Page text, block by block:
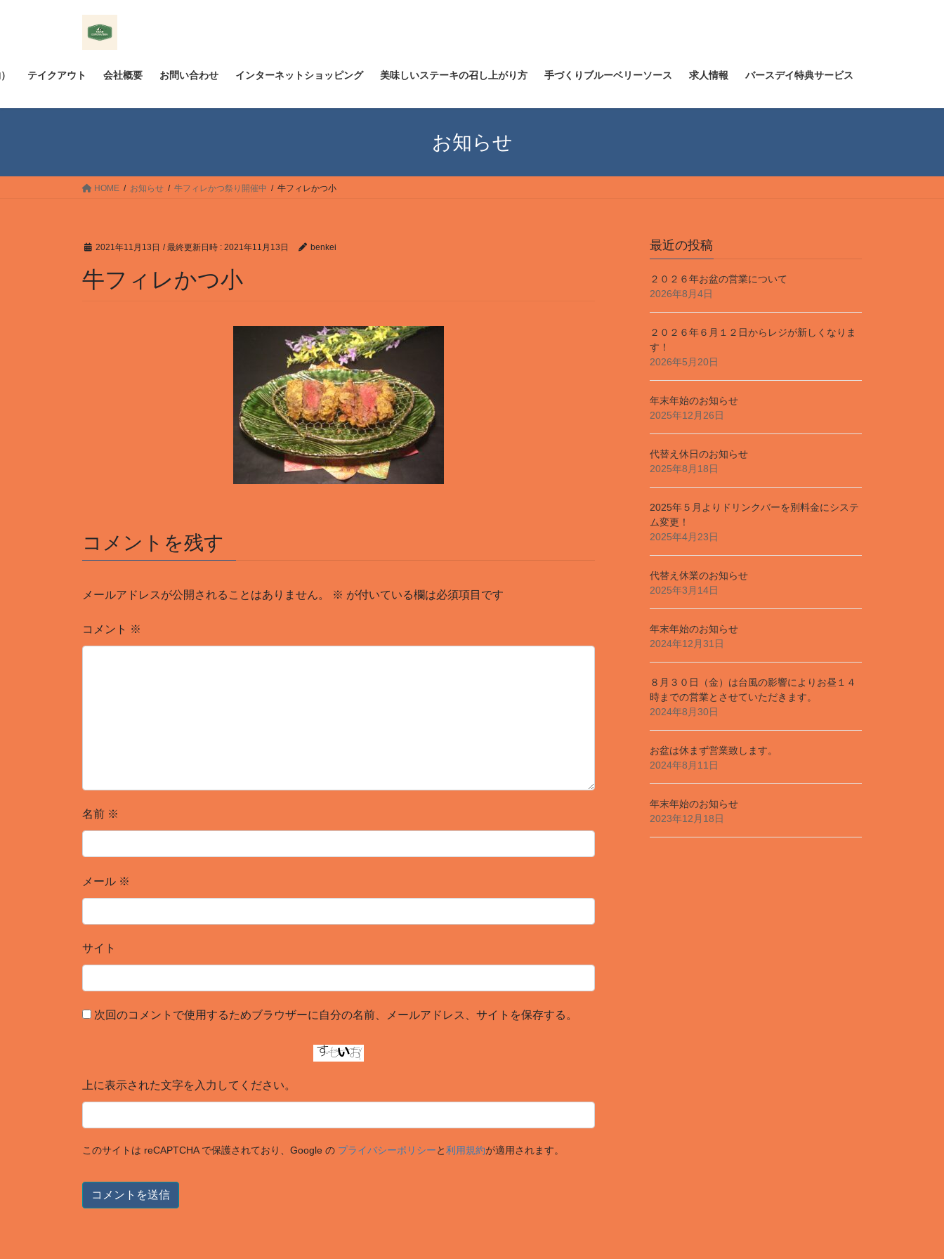
ツ
ス
シ
ン
テイクアウト 会社概要 お問い合わせ インターネットショッピング 美味しいステーキの召し上がり方 手づくりブルーベリーソース 求人情報 バースデイ特典サービス
お知らせ
HOME お知らせ 牛フィレかつ祭り開催中 牛フィレかつ小
2021年11月13日 / 最終更新日時 : 2021年11月13日 benkei
牛フィレかつ小
コメントを残す
メールアドレスが公開されることはありません。 ※ が付いている欄は必須項目です
コメント ※
名前 ※
メール ※
サイト
次回のコメントで使用するためブラウザーに自分の名前、メールアドレス、サイトを保存する。
上に表示された文字を入力してください。
このサイトは reCAPTCHA で保護されており、Google の プライバシーポリシー と 利用規約が適用されます。
最近の投稿
２０２６年お盆の営業について
2026年8月4日
２０２６年６月１２日からレジが新しくなりま
す！
2026年5月20日
年末年始のお知らせ
2025年12月26日
代替え休日のお知らせ
2025年8月18日
2025年５月よりドリンクバーを別料金にシステ
ム変更！
2025年4月23日
代替え休業のお知らせ
2025年3月14日
年末年始のお知らせ
2024年12月31日
８月３０日（金）は台風の影響によりお昼１４
時までの営業とさせていただきます。
2024年8月30日
お盆は休まず営業致します。
2024年8月11日
年末年始のお知らせ
2023年12月18日